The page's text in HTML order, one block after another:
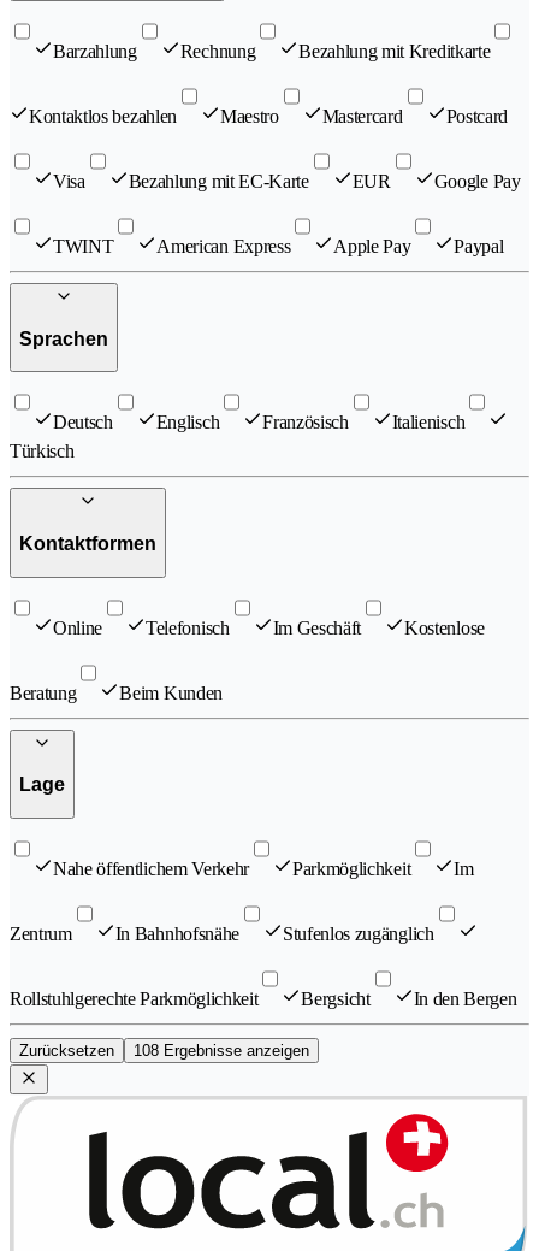
Barzahlung Rechnung Bezahlung mit Kreditkarte
Kontaktlos bezahlen Maestro Mastercard Postcard
Visa Bezahlung mit EC-Karte EUR Google Pay
TWINT American Express Apple Pay Paypal
Sprachen
Deutsch Englisch Französisch
Italienisch
Türkisch
Kontaktformen
Online Telefonisch Im Geschäft Kostenlose
Beratung Beim Kunden
Lage
Nahe öffentlichem Verkehr Parkmöglichkeit Im
Zentrum In Bahnhofsnähe Stufenlos zugänglich
Rollstuhlgerechte Parkmöglichkeit Bergsicht In den Bergen
Zurücksetzen 108 Ergebnisse anzeigen